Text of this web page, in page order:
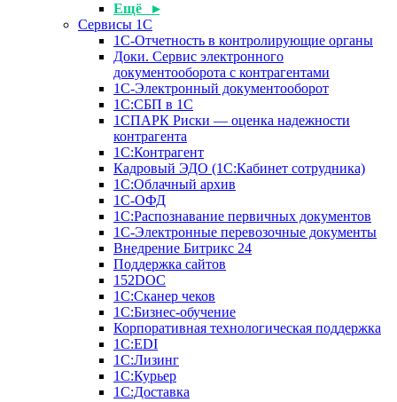
Ещё ▸
Сервисы 1С
1С-Отчетность в контролирующие органы
Доки. Сервис электронного
документооборота с контрагентами
1С-Электронный документооборот
1С:СБП в 1С
1СПАРК Риски — оценка надежности
контрагента
1С:Контрагент
Кадровый ЭДО (1С:Кабинет сотрудника)
1С:Облачный архив
1С-ОФД
1С:Распознавание первичных документов
1С-Электронные перевозочные документы
Внедрение Битрикс 24
Поддержка сайтов
152DOC
1С:Сканер чеков
1С:Бизнес-обучение
Корпоративная технологическая поддержка
1С:ЕDI
1С:Лизинг
1С:Курьер
1С:Доставка